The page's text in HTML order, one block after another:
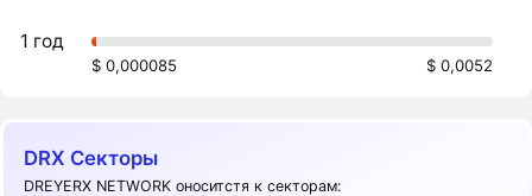
1 год
$ 0,000085 $ 0,0052
DRX Секторы
DREYERX NETWORK оноситстя к секторам: